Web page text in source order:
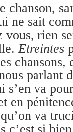
chanson,
ne sait
vous, rien
Etreintes
chansons,
parlant
s’en va
en
va
c’est si